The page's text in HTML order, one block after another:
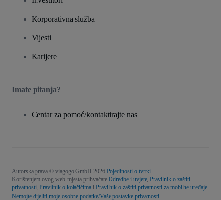
Korporativna služba
Vijesti
Karijere
Imate pitanja?
Centar za pomoć/kontaktirajte nas
Autorska prava © viagogo GmbH 2026 Pojedinosti o tvrtki
Korištenjem ovog web-mjesta prihvaćate Odredbe i uvjete Pravilnik o zaštiti
privatnosti Pravilnik o kolačićima i Pravilnik o zaštiti privatnosti za mobilne uređaje
Nemojte dijeliti moje osobne podatke/Vaše postavke privatnosti